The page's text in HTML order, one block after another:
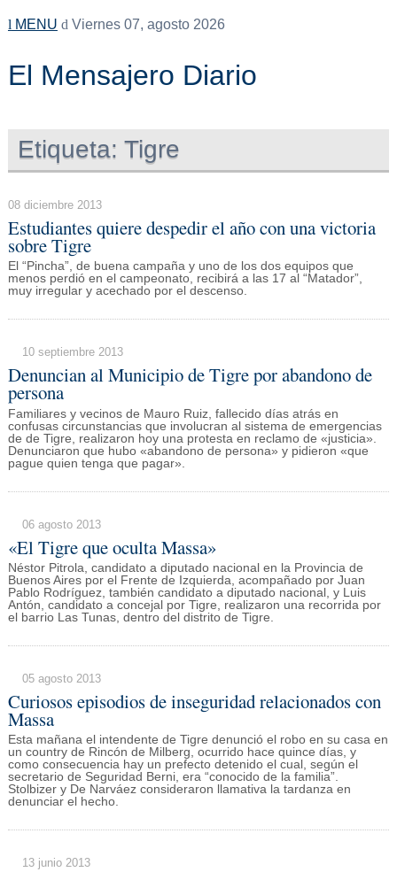
MENU Viernes 07, agosto 2026
El Mensajero Diario
Etiqueta: Tigre
08 diciembre 2013
Estudiantes quiere despedir el año con una victoria
sobre Tigre
El “Pincha”, de buena campaña y uno de los dos equipos que
menos perdió en el campeonato, recibirá a las 17 al “Matador”,
muy irregular y acechado por el descenso.
10 septiembre 2013
Denuncian al Municipio de Tigre por abandono de
persona
Familiares y vecinos de Mauro Ruiz, fallecido días atrás en
confusas circunstancias que involucran al sistema de emergencias
de de Tigre, realizaron hoy una protesta en reclamo de «justicia».
Denunciaron que hubo «abandono de persona» y pidieron «que
pague quien tenga que pagar».
06 agosto 2013
«El Tigre que oculta Massa»
Néstor Pitrola, candidato a diputado nacional en la Provincia de
Buenos Aires por el Frente de Izquierda, acompañado por Juan
Pablo Rodríguez, también candidato a diputado nacional, y Luis
Antón, candidato a concejal por Tigre, realizaron una recorrida por
el barrio Las Tunas, dentro del distrito de Tigre.
05 agosto 2013
Curiosos episodios de inseguridad relacionados con
Massa
Esta mañana el intendente de Tigre denunció el robo en su casa en
un country de Rincón de Milberg, ocurrido hace quince días, y
como consecuencia hay un prefecto detenido el cual, según el
secretario de Seguridad Berni, era “conocido de la familia”.
Stolbizer y De Narváez consideraron llamativa la tardanza en
denunciar el hecho.
13 junio 2013